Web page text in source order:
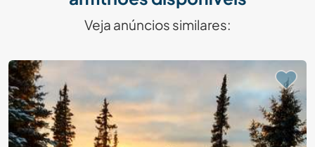
Veja anúncios similares: